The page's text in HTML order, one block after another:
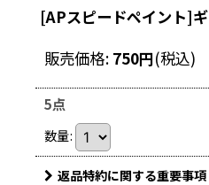
[APスピードペイント]
販売価格: 750円(税込)
5点
数量:
返品特約に関する重要事項